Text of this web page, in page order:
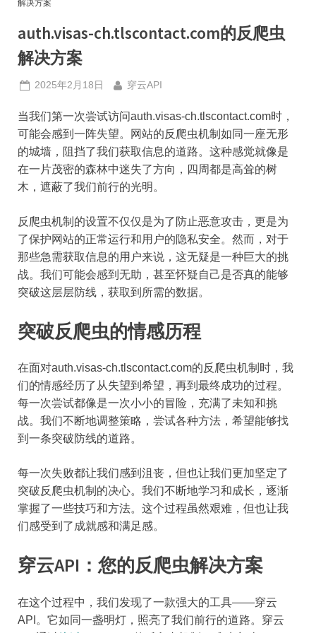
解决方案
auth.visas-ch.tlscontact.com的反爬虫
解决方案
Posted
2025年2月18日 By
穿云API
当我们第一次尝试访问auth.visas-ch.tlscontact.com时，
可能会感到一阵失望。网站的反爬虫机制如同一座无形
的城墙，阻挡了我们获取信息的道路。这种感觉就像是
在一片茂密的森林中迷失了方向，四周都是高耸的树
木，遮蔽了我们前行的光明。
反爬虫机制的设置不仅仅是为了防止恶意攻击，更是为
了保护网站的正常运行和用户的隐私安全。然而，对于
那些急需获取信息的用户来说，这无疑是一种巨大的挑
战。我们可能会感到无助，甚至怀疑自己是否真的能够
突破这层层防线，获取到所需的数据。
突破反爬虫的情感历程
在面对auth.visas-ch.tlscontact.com的反爬虫机制时，我
们的情感经历了从失望到希望，再到最终成功的过程。
每一次尝试都像是一次小小的冒险，充满了未知和挑
战。我们不断地调整策略，尝试各种方法，希望能够找
到一条突破防线的道路。
每一次失败都让我们感到沮丧，但也让我们更加坚定了
突破反爬虫机制的决心。我们不断地学习和成长，逐渐
掌握了一些技巧和方法。这个过程虽然艰难，但也让我
们感受到了成就感和满足感。
穿云API：您的反爬虫解决方案
在这个过程中，我们发现了一款强大的工具——穿云
API。它如同一盏明灯，照亮了我们前行的道路。穿云